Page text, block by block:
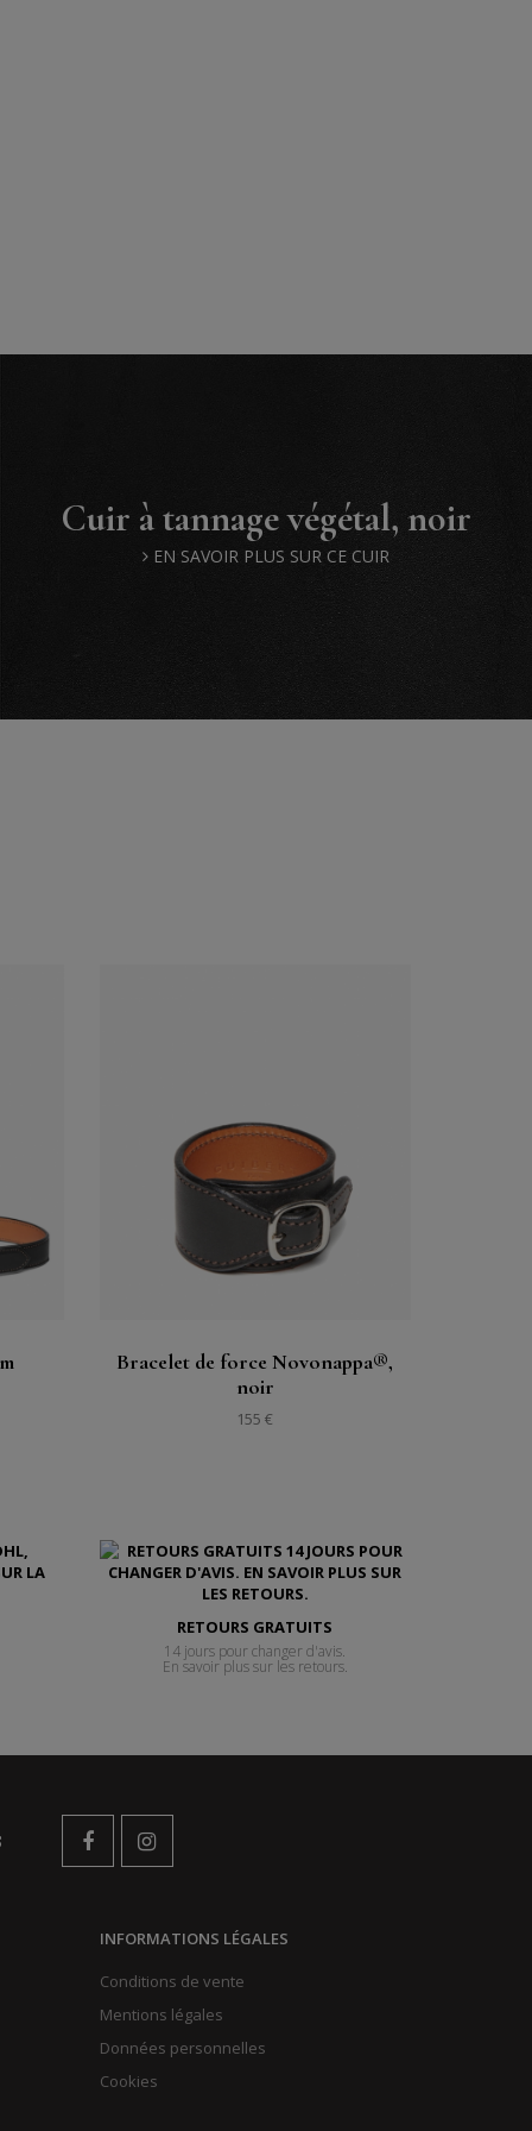
Cuir à tannage végétal, noir
EN SAVOIR PLUS SUR CE CUIR
Acheter
Bracelet de force Novonappa®,
noir
155 €
RETOURS GRATUITS
14 jours pour changer d'avis.
En savoir plus sur les retours.
INFORMATIONS LÉGALES
Conditions de vente
Mentions légales
Données personnelles
Cookies